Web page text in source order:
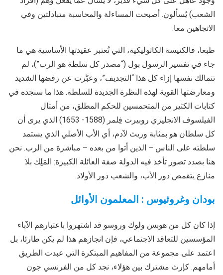
الشعب) يُسألون. أصبحت المساءلة والمحاسبة متبادلتين وفي
الاتجاهين معا.
طبعا، فالكنيسة الكاثوليكية، التي تُعتبر عقيدتها الأساسية هي ما
جاء في تفسير الرسول بول (“مصدر كل سلطة هو الرب”)، لم
تتمالك نفسها إزاء كل هذا “التجديف”، وعبَّرت عن رفضها الشديد
ومعارضتها القوية لهذه النظرة الجديدة للسلطة. هذا ما سنجده في
كتابات الكثير من المتحمسين للحكم المطلق، من أمثال
الفيلسوف الانجليزي روبيرت فِلمر (1588- 1653) الذي يرى أن
كل سلطان هو بمثابة وريث لآدم، أي الأب الأصلي الذي يستمد
سلطته على الناس – الذين أتوا من بعده – مباشرة من الرب. نحن
هنا بصدد تصور تأخذ فيه الدولة صفة العائلة الكبيرة: المَلِك بلا
منازع يتقمص دور الأب، والشعب دور الأولاد.
بودان وغروثيوس : المعلمون الأوائل
إذا كان كل من هوبس ولوك وروسو قد اشتهروا باعتبارهم الآباء
المؤسسين للتعاقد الاجتماعي، فإن انجازهم هذا لم يكن طارئا، بل
اعتمد على مجموعة من المفاهيم المبتكرة التي عبدت الطريق
أمامهم. كإرث مشترك بين هؤلاء، نجد كل من الفرنسي جون